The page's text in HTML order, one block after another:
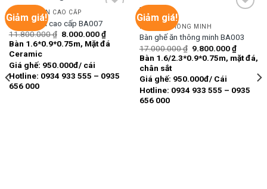
Giảm giá!
Add to
wishlist
BÀN GHẾ ĂN CAO CẤP
Bàn ghế ăn cao cấp BA007
11.800.000₫ Giá
gốc
là:
8.000.000₫Giá
hiện
tại
8.000.000 ₫.
Bàn 1.6*0.9*0.75m, Mặt đá
Ceramic
Giá ghế: 950.000đ/ cái
Hotline: 0934 933 555 – 0935
656 000
Giảm giá!
Add to
wishlist
BÀN ĂN THÔNG MINH
Bàn ghế ăn thông minh BA003
17.000.000₫ Giá
gốc
là:
9.800.000₫Giá
hiện
tại
Bàn 1.6/2.3*0.9*0.75m, mặt đá,
chân sắt
Giá ghế: 950.000đ/ Cái
Hotline: 0934 933 555 – 0935
656 000